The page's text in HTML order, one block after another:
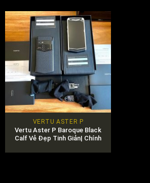
VERTU ASTER P
Vertu Aster P Baroque Black
Calf Vẻ Đẹp Tinh Giản| Chính